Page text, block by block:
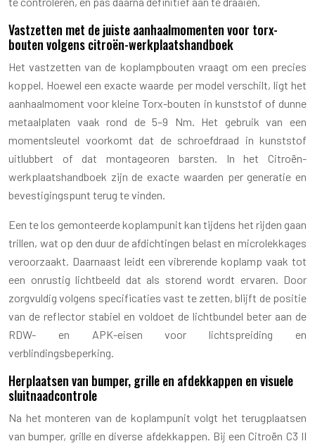
Vastzetten met de juiste aanhaalmomenten voor torx-
bouten volgens citroën-werkplaatshandboek
Het vastzetten van de koplampbouten vraagt om een precies
koppel. Hoewel een exacte waarde per model verschilt, ligt het
aanhaalmoment voor kleine Torx-bouten in kunststof of dunne
metaalplaten vaak rond de 5–9 Nm. Het gebruik van een
momentsleutel voorkomt dat de schroefdraad in kunststof
uitlubbert of dat montageoren barsten. In het Citroën-
werkplaatshandboek zijn de exacte waarden per generatie en
bevestigingspunt terug te vinden.
Een te los gemonteerde koplampunit kan tijdens het rijden gaan
trillen, wat op den duur de afdichtingen belast en microlekkages
veroorzaakt. Daarnaast leidt een vibrerende koplamp vaak tot
een onrustig lichtbeeld dat als storend wordt ervaren. Door
zorgvuldig volgens specificaties vast te zetten, blijft de positie
van de reflector stabiel en voldoet de lichtbundel beter aan de
RDW- en APK-eisen voor lichtspreiding en
verblindingsbeperking.
Herplaatsen van bumper, grille en afdekkappen en visuele
sluitnaadcontrole
Na het monteren van de koplampunit volgt het terugplaatsen
van bumper, grille en diverse afdekkappen. Bij een Citroën C3 II